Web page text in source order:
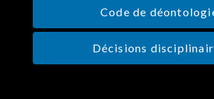
Code de
Décisions